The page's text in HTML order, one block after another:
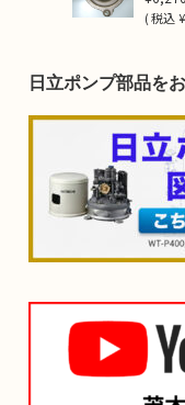
(税込
日立ポンプ部品を